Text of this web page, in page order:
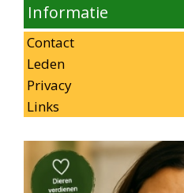
Informatie
Contact
Leden
Privacy
Links